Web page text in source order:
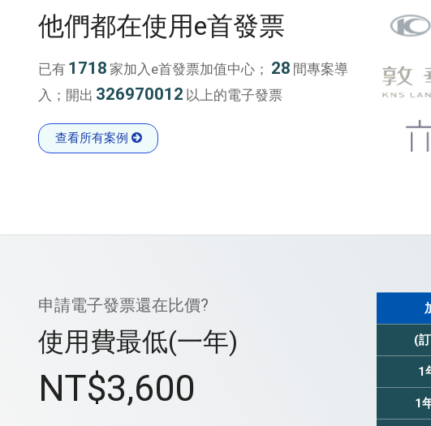
他們都在使用e首發票
已有 1718 家加入e首發票加值中心； 28 間專案導
入；開出 326970012 以上的電子發票
查看所有案例
申請電子發票還在比價?
使用費最低(一年)
NT$3,600
(
1
1